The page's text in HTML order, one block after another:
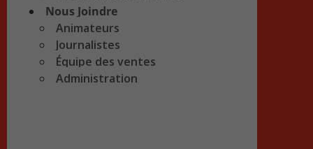
Nous Joindre
Animateurs
Journalistes
Équipe des ventes
Administration